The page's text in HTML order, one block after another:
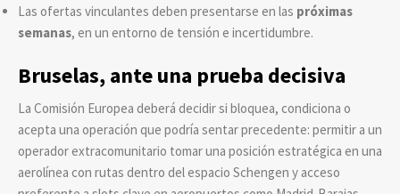
Las ofertas vinculantes deben presentarse en las próximas
semanas, en un entorno de tensión e incertidumbre.
Bruselas, ante una prueba decisiva
La Comisión Europea deberá decidir si bloquea, condiciona o
acepta una operación que podría sentar precedente: permitir a un
operador extracomunitario tomar una posición estratégica en una
aerolínea con rutas dentro del espacio Schengen y acceso